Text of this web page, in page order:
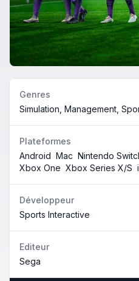
Genres
Simulation, Management,
Plateformes
Android Mac Nintendo
Xbox One Xbox Series X/S
Développeur
Sports Interactive
Editeur
Sega